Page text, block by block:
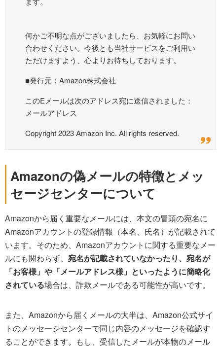
何かご不明な点がございましたら、お気軽にお問い
合わせください。今後とも当社サービスをご利用い
ただけますよう、心よりお待ちしております。
■発行元：Amazon株式会社
このEメールは次のアドレス宛に送信されました：
メールアドレス
Copyright 2023 Amazon Inc. All rights reserved.
Amazonの偽メールの特徴とメッ
セージセンターについて
Amazonから届く重要なメールには、本文の冒頭の宛名に
Amazonアカウントの登録情報（本名、氏名）が記載されて
います。そのため、Amazonアカウントに関する重要なメー
ルにも関わらず、 宛名が記載されていなかったり、宛名が
「お客様」や「メールアドレス様」といったように簡略化
されている場合は、詐欺メールである可能性が高いです。
また、Amazonから届くメールの大半は、Amazon公式サイ
トのメッセージセンターで同じ内容のメッセージを確認す
ることができます。もし、受信したメールが本物のメール